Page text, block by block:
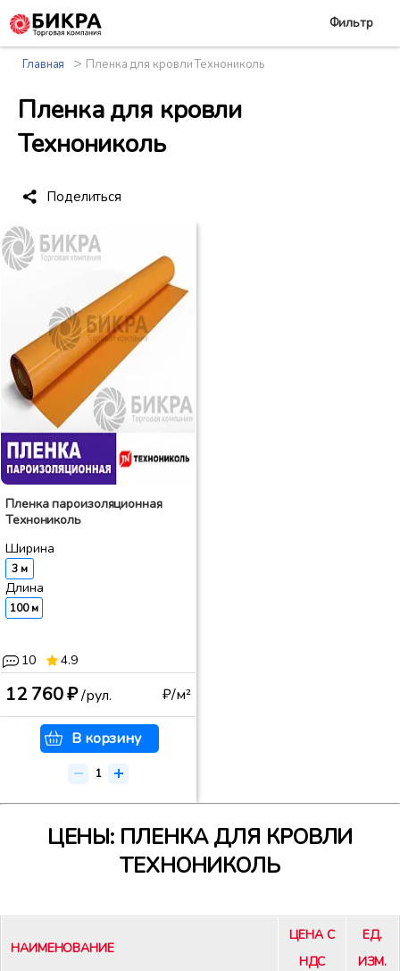
Главная > Пленка для кровли Технониколь
Пленка для кровли
Технониколь
Поделиться
Фильтр
Пленка пароизоляционная
Технониколь
Ширина
3 м
Длина
100 м
10 4.9
12 760 ₽/рул. ₽/м²
В корзину
ЦЕНЫ: ПЛЕНКА ДЛЯ КРОВЛИ
ТЕХНОНИКОЛЬ
НАИМЕНОВАНИЕ
ЦЕНА С
НДС
ЕД.
ИЗМ.